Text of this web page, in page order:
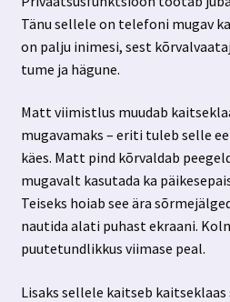
Tänu sellele on telefoni mugav
on palju inimesi, sest
tume ja hägune.
Matt viimistlus muudab
mugavamaks – eriti tuleb selle
käes. Matt pind kõrvaldab
mugavalt kasutada ka
Teiseks hoiab see ära
nautida alati puhast ekraani.
puutetundlikkus viimase peal.
Lisaks sellele kaitseb